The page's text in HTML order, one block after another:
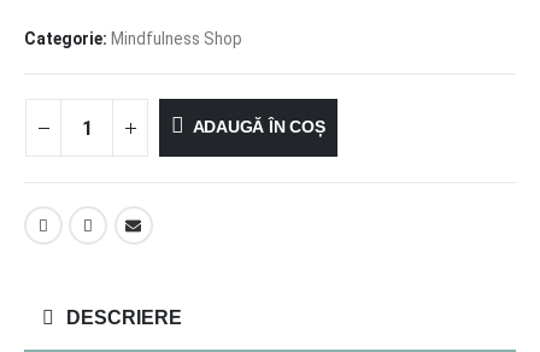
Categorie: Mindfulness Shop
ADAUGĂ ÎN COȘ
DESCRIERE